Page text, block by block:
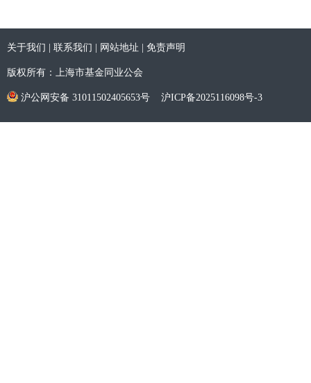
关于我们 联系我们 网站地址 免责声明
版权所有：上海市基金同业公会
沪公网安备 31011502405653号 沪ICP备2025116098号-3